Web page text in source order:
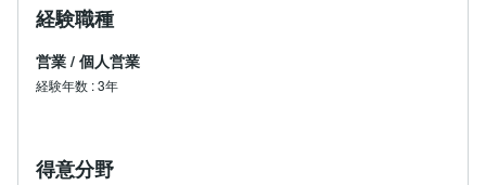
経験職種
営業 / 個人営業
経験年数 :3年
得意分野